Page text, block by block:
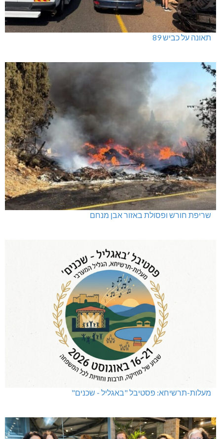
תאונה על כביש 89
שריפת חורש ופסולת באזור אבן מנחם
מעלות-תרשיחא: פסטיבל "באגליל - שכנים"